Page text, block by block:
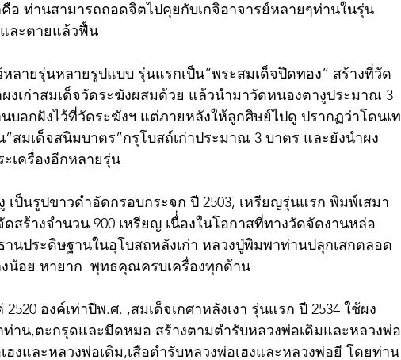
อ ท่านสามารถถอดจิตไปคุยกับเกจิอาจารย์หลายๆท่านในรุ่น
ละตายแล้วฟื้น
ลายรุ่นหลายรูปแบบ รุ่นแรกเป็น”พระสมเด็จปิดทอง” สร้างที่วัด
งเก่าสมเด็จวัดระฆังผสมด้วย แล้วนำมาวัดหนองตางูประมาณ 3
บอกฝังไว้ที่วัดระฆังฯ แต่ภายหลังให้ลูกศิษย์ไปดู ปรากฏว่าโดนเท
สมเด็จสนิมบาตร”กรุโบสถ์เก่าประมาณ 3 บาตร และยังนำผง
เครื่องอีกหลายรุ่น
ป็นรูปขาวดำอัดกรอบกระจก ปี 2503, เหรียญรุ่นแรก พิมพ์เสมา
สร้างจำนวน 900 เหรียญ เนื่่องในโอกาสที่ทางวัดจัดงานหล่อ
านประดิษฐานในอุโบสถหลังเก่า หลวงปู่พิมพาท่านปลุกเสกตลอด
น้อย หายาก  พุทธคุณครบเครื่องทุกด้าน
องค์เท่าปีพ.ศ. ,สมเด็จเกศาหลังเงา รุ่นแรก ปี 2534 ใช้ผง
ท่าน,ตะกรุดและมีดหมอ สร้างตามตำรับหลวงพ่อเดิมและหลวงพ่อ
ฮงและหลวงพ่อเดิม,เสือตำรับหลวงพ่อเฮงและหลวงพ่อยี โดยท่าน